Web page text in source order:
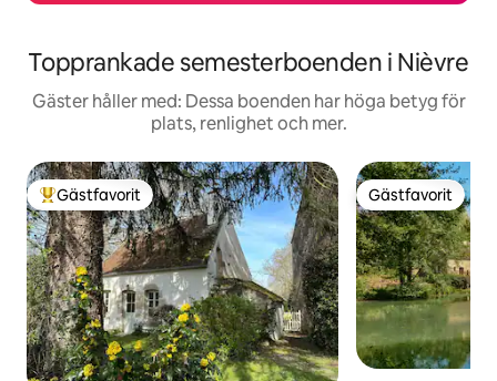
Topprankade semesterboenden i Nièvre
Gäster håller med: Dessa boenden har höga betyg för
plats, renlighet och mer.
Populär gästfavorit
Gästfavorit Gästfavorit
Gästfavorit